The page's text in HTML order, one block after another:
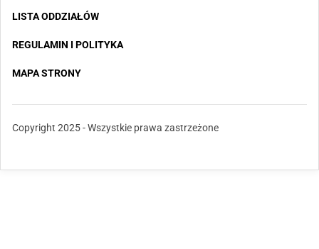
LISTA ODDZIAŁÓW
REGULAMIN I POLITYKA
MAPA STRONY
Copyright 2025 - Wszystkie prawa zastrzeżone